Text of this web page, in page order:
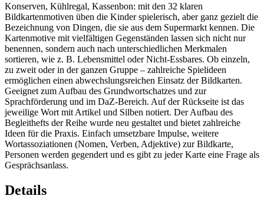
Konserven, Kühlregal, Kassenbon: mit den 32 klaren
Bildkartenmotiven üben die Kinder spielerisch, aber ganz gezielt die
Bezeichnung von Dingen, die sie aus dem Supermarkt kennen. Die
Kartenmotive mit vielfältigen Gegenständen lassen sich nicht nur
benennen, sondern auch nach unterschiedlichen Merkmalen
sortieren, wie z. B. Lebensmittel oder Nicht-Essbares. Ob einzeln,
zu zweit oder in der ganzen Gruppe – zahlreiche Spielideen
ermöglichen einen abwechslungsreichen Einsatz der Bildkarten.
Geeignet zum Aufbau des Grundwortschatzes und zur
Sprachförderung und im DaZ-Bereich. Auf der Rückseite ist das
jeweilige Wort mit Artikel und Silben notiert. Der Aufbau des
Begleithefts der Reihe wurde neu gestaltet und bietet zahlreiche
Ideen für die Praxis. Einfach umsetzbare Impulse, weitere
Wortassoziationen (Nomen, Verben, Adjektive) zur Bildkarte,
Personen werden gegendert und es gibt zu jeder Karte eine Frage als
Gesprächsanlass.
Details